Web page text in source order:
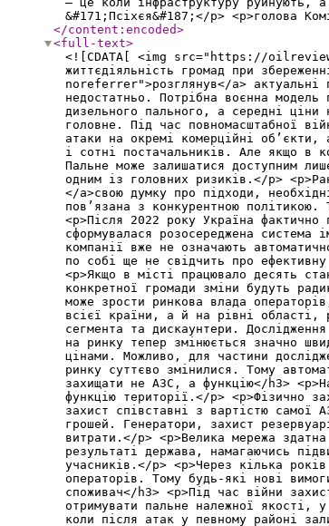
&#171;Псіхєя&#187;</p> <p>голова
</content:encoded>
<full-text>
<![CDATA[ <img src="https://
життєдіяльність громад при
noreferrer">розглянув</a> актуальні
недостатньо. Потрібна воєнна
дизельного пального, а середні
головне. Під час повномасштабної
атаки на окремі комерційні об’єкти,
і сотні постачальників. Але якщо в
Пальне може залишатися доступним
одним із головних ризиків.</p>
</a>свою думку про підходи,
пов’язана з конкурентною
<p>Після 2022 року Україна
сформувалася розосереджена
компанії вже не означають
по собі ще не свідчить про
<p>Якщо в місті працювало десять
конкретної громади зміни будуть
може зрости ринкова влада
всієї країни, а й на рівні області,
сегмента та дискаунтери.
на ринку тепер змінюється значно
цінами. Можливо, для частини
ринку суттєво змінилися. Тому
захищати не АЗС, а функцію</h3>
функцію території.</p> <p>Фізично
захист співставні з вартістю самої
грошей. Генератори, захист
витрати.</p> <p>Велика мережа
результаті держава, намагаючись
учасників.</p> <p>Через кілька
операторів. Тому будь-які нові
споживач</h3> <p>Під час війни
отримувати пальне належної якості,
коли після атак у певному районі